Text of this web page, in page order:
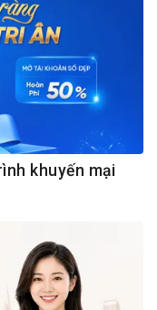
khuyến mại